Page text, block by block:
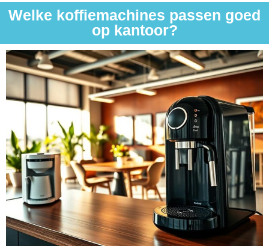
Welke koffiemachines passen goed
op kantoor?